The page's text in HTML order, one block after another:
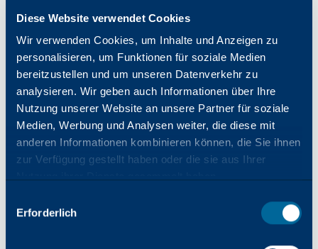
Diese Website verwendet Cookies
Wir verwenden Cookies, um Inhalte und Anzeigen zu
personalisieren, um Funktionen für soziale Medien
bereitzustellen und um unseren Datenverkehr zu
analysieren. Wir geben auch Informationen über Ihre
Nutzung unserer Website an unsere Partner für soziale
Medien, Werbung und Analysen weiter, die diese mit
anderen Informationen kombinieren können, die Sie ihnen
zur Verfügung gestellt haben oder die sie aus Ihrer
mitErforderlich
Druck von kühlen Farben wie Blau und Schwarz
und für den Kontrast. Das menschliche Auge
nimmt blau-weiße Papiere oft als heller wahr, als
sie tatsächlich sind. Warme Weißtöne
reflektieren mehr im Rot-/Orangebereich des
sichtbaren Spektrums und eignen sich
hervorragend für den Druck warmer Farben, wie
z. B. Hauttöne, und für eine gute Lesbarkeit.
gleichermaßen und bieten eine genaue